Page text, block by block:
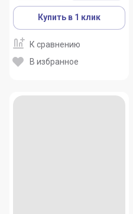
Купить в 1 клик
К сравнению
В избранное